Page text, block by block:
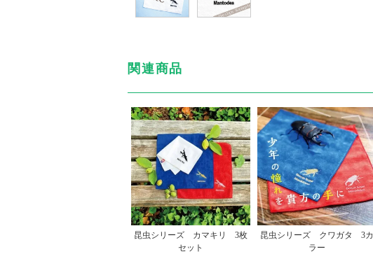
関連商品
昆虫シリーズ カマキリ 3枚
セット
昆虫シリーズ クワガタ 3カ
ラー